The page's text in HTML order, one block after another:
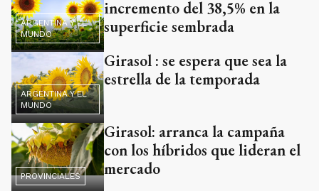
ARGENTINA Y EL
MUNDO
incremento del 38,5% en la
superficie sembrada
ARGENTINA Y EL
MUNDO
Girasol : se espera que sea la
estrella de la temporada
PROVINCIALES
Girasol: arranca la campaña
con los híbridos que lideran el
mercado